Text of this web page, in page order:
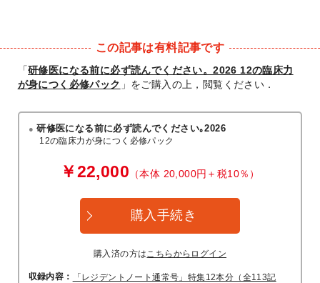
この記事は有料記事です
「研修医になる前に必ず読んでください。2026 12の臨床力
が身につく必修パック 」をご購入の上，閲覧ください．
研修医になる前に必ず読んでください｡2026
12の臨床力が身につく必修パック
￥22,000 （本体 20,000円＋税10％）
購入手続き
購入済の方は こちらからログイン
収録内容：
「レジデントノート通常号」特集12本分（全113記